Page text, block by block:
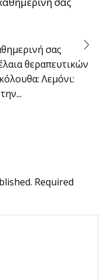
σας
θεραπευτικών
Λεμόνι:
Required